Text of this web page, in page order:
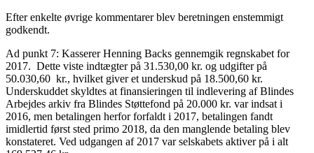
Efter enkelte øvrige kommentarer blev beretningen enstemmigt
godkendt.
Ad punkt 7: Kasserer Henning Backs gennemgik regnskabet for
2017. Dette viste indtægter på 31.530,00 kr. og udgifter på
50.030,60 kr., hvilket giver et underskud på 18.500,60 kr.
Underskuddet skyldtes at finansieringen til indlevering af Blindes
Arbejdes arkiv fra Blindes Støttefond på 20.000 kr. var indsat i
2016, men betalingen herfor forfaldt i 2017, betalingen fandt
imidlertid først sted primo 2018, da den manglende betaling blev
konstateret. Ved udgangen af 2017 var selskabets aktiver på i alt